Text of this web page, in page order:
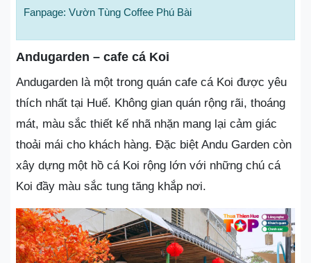
Fanpage: Vườn Tùng Coffee Phú Bài
Andugarden – cafe cá Koi
Andugarden là một trong quán cafe cá Koi được yêu
thích nhất tại Huế. Không gian quán rộng rãi, thoáng
mát, màu sắc thiết kế nhã nhặn mang lại cảm giác
thoải mái cho khách hàng. Đặc biệt Andu Garden còn
xây dựng một hồ cá Koi rộng lớn với những chú cá
Koi đầy màu sắc tung tăng khắp nơi.